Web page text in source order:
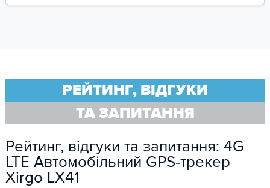
РЕЙТИНГ, ВІДГУКИ
ТА ЗАПИТАННЯ
Рейтинг, відгуки та запитання: 4G
LTE Автомобільний GPS-трекер
Xirgo LX41